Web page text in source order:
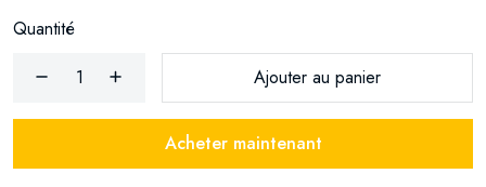
Quantité
Ajouter au panier
Acheter maintenant